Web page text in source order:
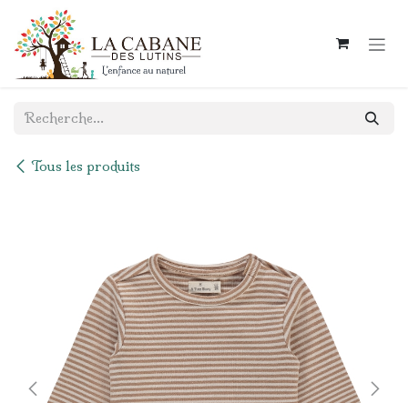
Se rendre au contenu
Tous les produits